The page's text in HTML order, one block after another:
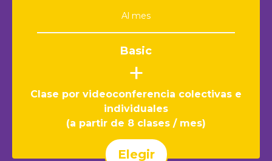
Al mes
Basic
+
Clase por videoconferencia colectivas e
individuales
(a partir de 8 clases / mes)
Elegir